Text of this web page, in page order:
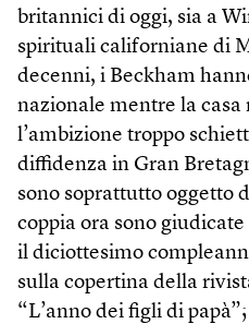
britannici di oggi, sia a
spirituali californiane di
decenni, i Beckham
nazionale mentre la casa
l’ambizione troppo
diffidenza in Gran
sono soprattutto oggetto
coppia ora sono
il diciottesimo
sulla copertina della
“L’anno dei figli di